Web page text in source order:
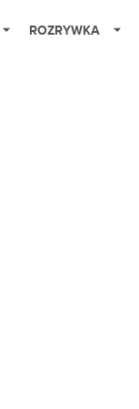
ROZRYWKA